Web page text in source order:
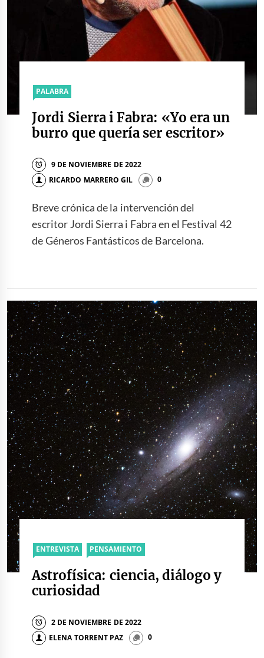
PALABRA
Jordi Sierra i Fabra: «Yo era un
burro que quería ser escritor»
9 DE NOVIEMBRE DE 2022
RICARDO MARRERO GIL
0
Breve crónica de la intervención del
escritor Jordi Sierra i Fabra en el Festival 42
de Géneros Fantásticos de Barcelona.
ENTREVISTA PENSAMIENTO
Astrofísica: ciencia, diálogo y
curiosidad
2 DE NOVIEMBRE DE 2022
ELENA TORRENT PAZ
0